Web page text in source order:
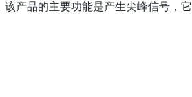
产品的主要功能是产生尖峰信号，